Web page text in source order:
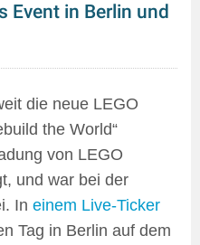
Event in Berlin und
die neue LEGO
the World“
von LEGO
und war bei der
In einem Live-Ticker
Tag in Berlin auf dem